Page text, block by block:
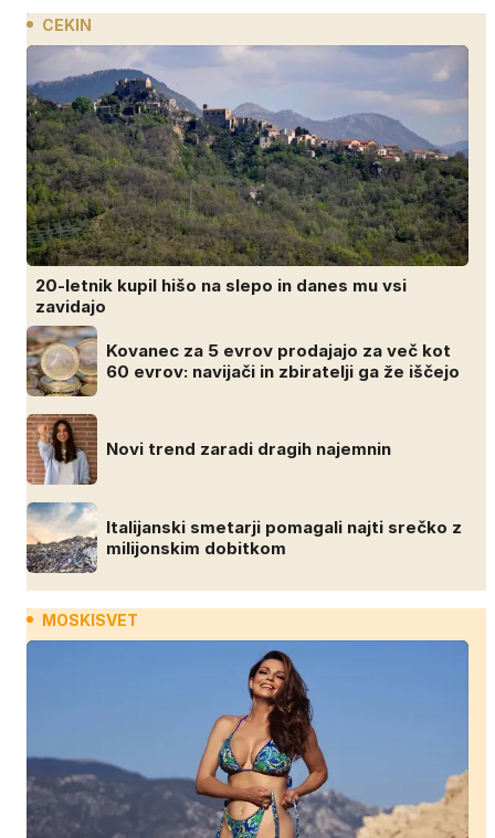
CEKIN
20-letnik kupil hišo na slepo in danes mu vsi
zavidajo
Kovanec za 5 evrov prodajajo za več kot
60 evrov: navijači in zbiratelji ga že iščejo
Novi trend zaradi dragih najemnin
Italijanski smetarji pomagali najti srečko z
milijonskim dobitkom
MOSKISVET